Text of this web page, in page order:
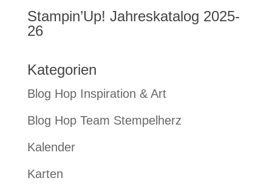
Stampin’Up! Jahreskatalog 2025-
26
Kategorien
Blog Hop Inspiration & Art
Blog Hop Team Stempelherz
Kalender
Karten